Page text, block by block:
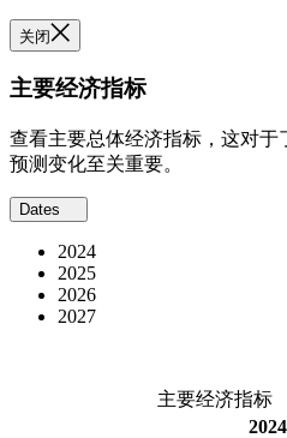
关闭
主要经济指标
查看主要总体经济指标，这对于
预测变化至关重要。
Dates
2024
2025
2026
2027
主要经济指标
2024